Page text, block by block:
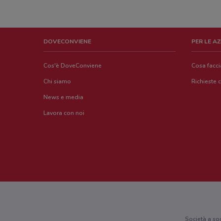
DOVECONVIENE
Cos'è DoveConviene
Chi siamo
News e media
Lavora con noi
PER LE
Cosa
Richieste
Società a